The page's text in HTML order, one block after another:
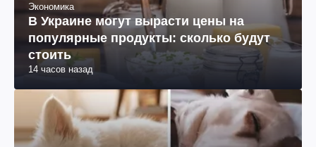
Экономика
В Украине могут вырасти цены на
популярные продукты: сколько будут
стоить
14 часов назад